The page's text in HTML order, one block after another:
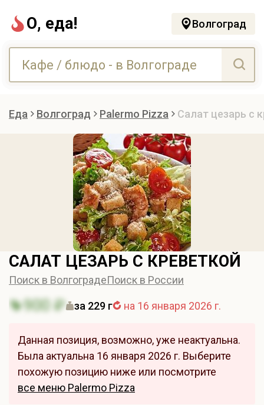
О, еда! Волгоград
Еда Волгоград Palermo Pizza Салат цезарь с
САЛАТ ЦЕЗАРЬ С КРЕВЕТКОЙ
Поиск в ВолгоградеПоиск в России
900 ₽ за 229 г на 16 января 2026 г.
Данная позиция, возможно, уже неактуальна.
Была актуальна 16 января 2026 г. Выберите
похожую позицию ниже или посмотрите
все меню Palermo Pizza